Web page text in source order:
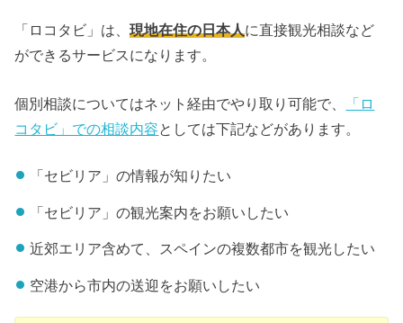
「ロコタビ」は、現地在住の日本人に直接観光相談など
ができるサービスになります。
個別相談についてはネット経由でやり取り可能で、
「ロ
コタビ」での相談内容としては下記などがあります。
「セビリア」の情報が知りたい
「セビリア」の観光案内をお願いしたい
近郊エリア含めて、スペインの複数都市を観光したい
空港から市内の送迎をお願いしたい